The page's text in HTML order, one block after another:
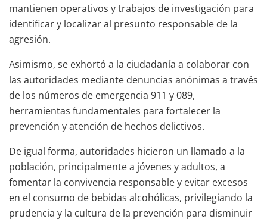
mantienen operativos y trabajos de investigación para
identificar y localizar al presunto responsable de la
agresión.
Asimismo, se exhortó a la ciudadanía a colaborar con
las autoridades mediante denuncias anónimas a través
de los números de emergencia 911 y 089,
herramientas fundamentales para fortalecer la
prevención y atención de hechos delictivos.
De igual forma, autoridades hicieron un llamado a la
población, principalmente a jóvenes y adultos, a
fomentar la convivencia responsable y evitar excesos
en el consumo de bebidas alcohólicas, privilegiando la
prudencia y la cultura de la prevención para disminuir